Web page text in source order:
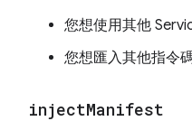
您想使用其他
您想匯入其他指令
injectManifest